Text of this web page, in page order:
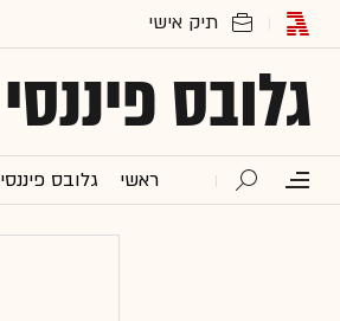
גלובס פיננסי
ראשי גלובס פיננסי